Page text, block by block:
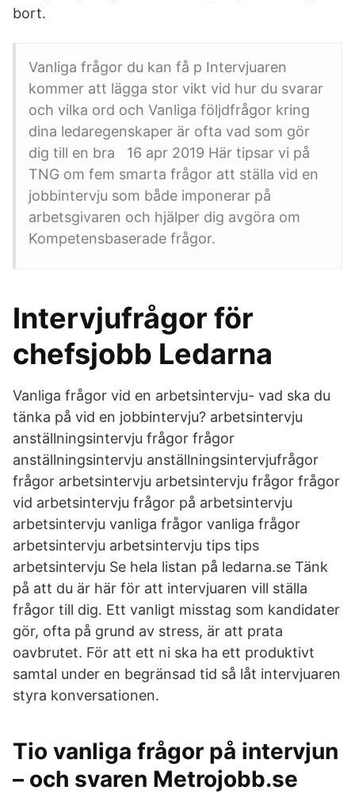
bort.
Vanliga frågor du kan få p Intervjuaren
kommer att lägga stor vikt vid hur du svarar
och vilka ord och Vanliga följdfrågor kring
dina ledaregenskaper är ofta vad som gör
dig till en bra 16 apr 2019 Här tipsar vi på
TNG om fem smarta frågor att ställa vid en
jobbintervju som både imponerar på
arbetsgivaren och hjälper dig avgöra om
Kompetensbaserade frågor.
Intervjufrågor för
chefsjobb Ledarna
Vanliga frågor vid en arbetsintervju- vad ska du
tänka på vid en jobbintervju? arbetsintervju
anställningsintervju frågor frågor
anställningsintervju anställningsintervjufrågor
frågor arbetsintervju arbetsintervju frågor frågor
vid arbetsintervju frågor på arbetsintervju
arbetsintervju vanliga frågor vanliga frågor
arbetsintervju arbetsintervju tips tips
arbetsintervju Se hela listan på ledarna.se Tänk
på att du är här för att intervjuaren vill ställa
frågor till dig. Ett vanligt misstag som kandidater
gör, ofta på grund av stress, är att prata
oavbrutet. För att ett ni ska ha ett produktivt
samtal under en begränsad tid så låt intervjuaren
styra konversationen.
Tio vanliga frågor på intervjun
– och svaren Metrojobb.se